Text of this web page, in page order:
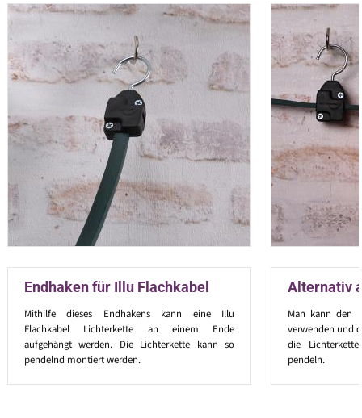
Endhaken für Illu Flachkabel
Mithilfe dieses Endhakens kann eine Illu
Flachkabel Lichterkette an einem Ende
aufgehängt werden. Die Lichterkette kann so
pendelnd montiert werden.
Alternativ
Man kann den
verwenden und
die
pendeln.